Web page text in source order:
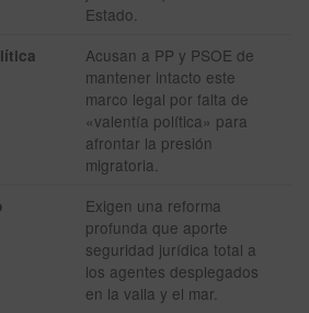
Estado.
Acusan a PP y PSOE de
mantener intacto este
marco legal por falta de
«valentía política» para
afrontar la presión
migratoria.
Exigen una reforma
profunda que aporte
seguridad jurídica total a
los agentes desplegados
en la valla y el mar.